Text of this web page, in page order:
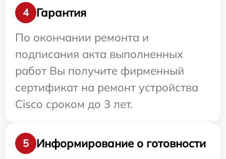
4
Гарантия
По окончании ремонта и
подписания акта выполненных
работ Вы получите фирменный
сертификат на ремонт устройства
Cisco сроком до 3 лет.
5
Информирование о готовности